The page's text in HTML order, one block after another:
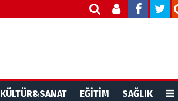
KÜLTÜR&SANAT EĞİTİM SAĞLIK